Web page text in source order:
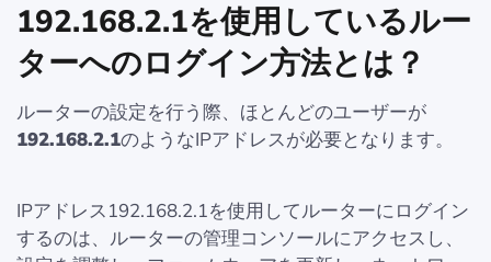
192.168.2.1を使用しているルー
ターへのログイン方法とは？
ルーターの設定を行う際、ほとんどのユーザーが
192.168.2.1のようなIPアドレスが必要となります。
IPアドレス192.168.2.1を使用してルーターにログイン
するのは、ルーターの管理コンソールにアクセスし、